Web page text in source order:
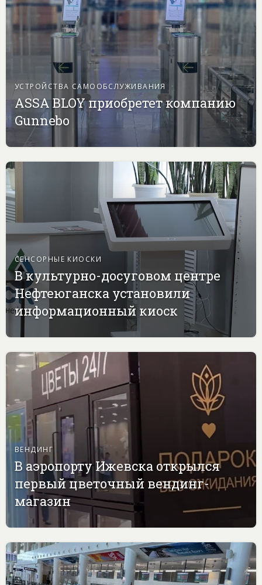
УСТРОЙСТВА САМООБСЛУЖИВАНИЯ
ASSA BLOY приобретет компанию
Gunnebo
СЕНСОРНЫЕ КИОСКИ
В культурно-досуговом центре
Нефтеюганска установили
информационный киоск
ВЕНДИНГ
В аэропорту Ижевска открылся
первый цветочный вендинг-
магазин